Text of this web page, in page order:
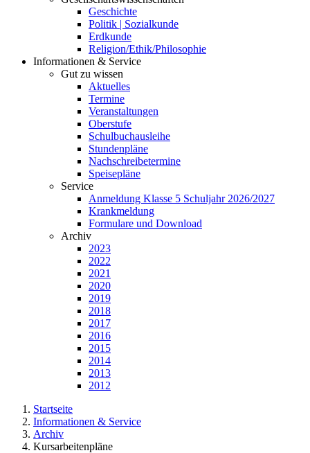
Geschichte
Politik | Sozialkunde
Erdkunde
Religion/Ethik/Philosophie
Informationen & Service
Gut zu wissen
Aktuelles
Termine
Veranstaltungen
Oberstufe
Schulbuchausleihe
Stundenpläne
Nachschreibetermine
Speisepläne
Service
Anmeldung Klasse 5 Schuljahr 2026/2027
Krankmeldung
Formulare und Download
Archiv
2023
2022
2021
2020
2019
2018
2017
2016
2015
2014
2013
2012
Startseite
Informationen & Service
Archiv
Kursarbeitenpläne